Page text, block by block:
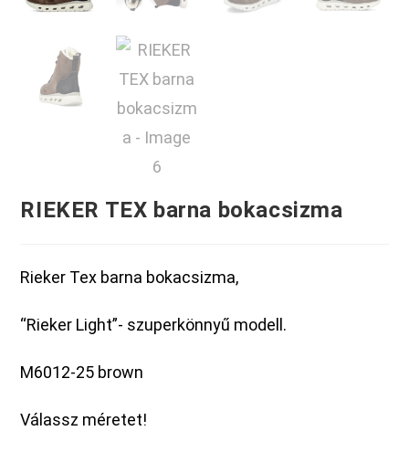
RIEKER TEX barna bokacsizma
Rieker Tex barna bokacsizma,
“Rieker Light”- szuperkönnyű modell.
M6012-25 brown
Válassz méretet!